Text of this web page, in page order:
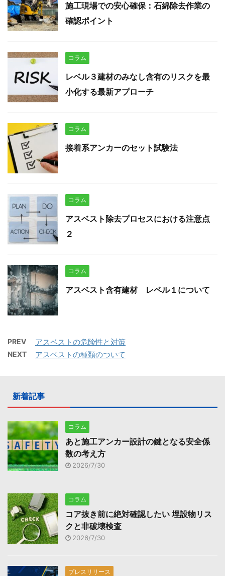
施工現場での安心確保：石綿除去作業の
確認ポイント
コラム
レベル３建材のみなし含有のリスクを最
小化する最新アプローチ
コラム
接着系アンカーのセット試験法
コラム
アスベスト除去プロセスにおける注意点
２
コラム
アスベスト含有建材 レベル１について
PREV アスベストの危険性と対策
NEXT アスベストの種類のついて
新着記事
コラム
あと施工アンカー設計の鍵となる安全係
数の考え方
2026/7/30
コラム
コア抜き前に絶対確認したい 埋設物リス
クと非破壊検査
2026/7/30
プレスリリース